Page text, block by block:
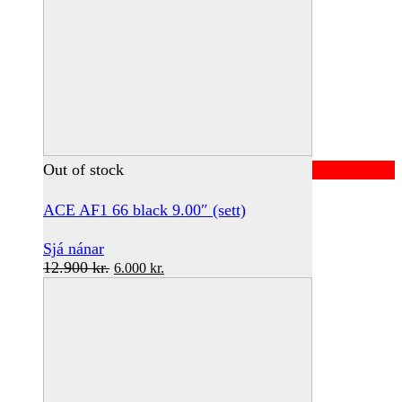
Out of stock
ACE AF1 66 black 9.00″ (sett)
Sjá nánar
12.900kr. Original
6.000 kr.